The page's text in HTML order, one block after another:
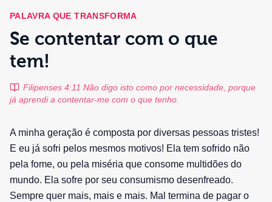
PALAVRA QUE TRANSFORMA
Se contentar com o que
tem!
Filipenses 4:11 Não digo isto como por necessidade, porque
já aprendi a contentar-me com o que tenho.
A minha geração é composta por diversas pessoas tristes!
E eu já sofri pelos mesmos motivos! Ela tem sofrido não
pela fome, ou pela miséria que consome multidões do
mundo. Ela sofre por seu consumismo desenfreado.
Sempre quer mais, mais e mais. Mal termina de pagar o